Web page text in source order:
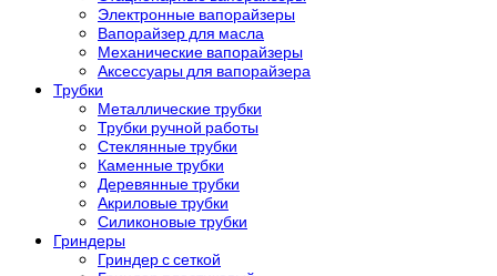
Электронные вапорайзеры
Вапорайзер для масла
Механические вапорайзеры
Аксессуары для вапорайзера
Трубки
Металлические трубки
Трубки ручной работы
Стеклянные трубки
Каменные трубки
Деревянные трубки
Акриловые трубки
Силиконовые трубки
Гриндеры
Гриндер с сеткой